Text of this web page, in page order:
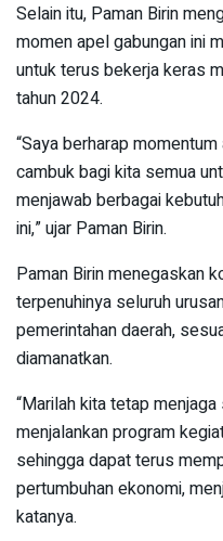
Selain itu, Paman Birin
momen apel gabungan ini
untuk terus bekerja keras
tahun 2024.
“Saya berharap
cambuk bagi kita semua
menjawab berbagai
ini,” ujar Paman Birin.
Paman Birin menegaskan
terpenuhinya seluruh
pemerintahan daerah,
diamanatkan.
“Marilah kita tetap
menjalankan program
sehingga dapat terus
pertumbuhan ekonomi,
katanya.